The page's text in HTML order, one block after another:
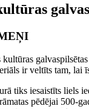
kultūras
ir veltīts tam,
tiks iesaistīts liels
pēdējai 500-